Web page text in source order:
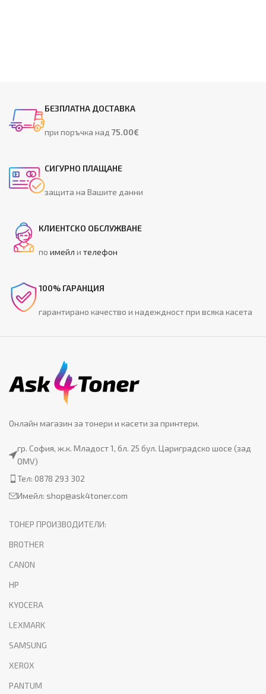
БЕЗПЛАТНА ДОСТАВКА
при поръчка над75.00€
СИГУРНО ПЛАЩАНЕ
защита на Вашите данни
КЛИЕНТСКО ОБСЛУЖВАНЕ
поимейл ителефон
100% ГАРАНЦИЯ
гарантирано качество и надеждност при всяка касета
Онлайн магазин за тонери и касети за принтери.
гр. София, ж.к. Младост 1, бл. 25 бул. Цариградско шосе (зад
OMV)
Тел: 0878 293 302
Имейл: shop@ask4toner.com
ТОНЕР ПРОИЗВОДИТЕЛИ:
BROTHER
CANON
HP
KYOCERA
LEXMARK
SAMSUNG
XEROX
PANTUM